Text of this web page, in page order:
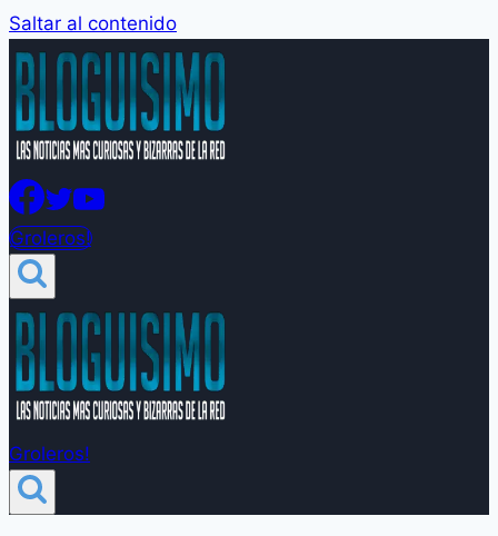
Saltar al contenido
Groleros!
Groleros!